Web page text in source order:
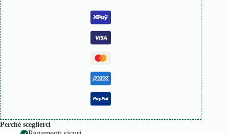
Perché sceglierci